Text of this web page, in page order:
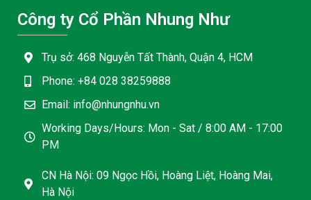
Công ty Cổ Phần Nhung Như
Trụ sở: 468 Nguyễn Tất Thành, Quận 4, HCM
Phone: +84 028 38259888
Email: info@nhungnhu.vn
Working Days/Hours: Mon - Sat / 8:00 AM - 17:00
PM
CN Hà Nội: 09 Ngọc Hồi, Hoàng Liệt, Hoàng Mai,
Hà Nội